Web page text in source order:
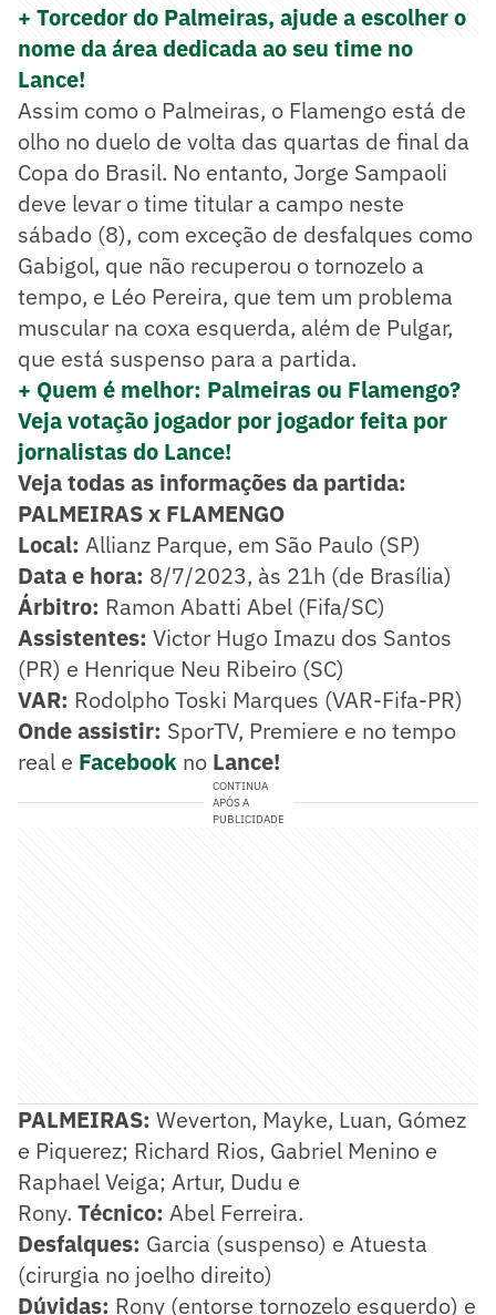
+ Torcedor do Palmeiras, ajude a escolher o
nome da área dedicada ao seu time no
Lance!
Assim como o Palmeiras, o Flamengo está de
olho no duelo de volta das quartas de final da
Copa do Brasil. No entanto, Jorge Sampaoli
deve levar o time titular a campo neste
sábado (8), com exceção de desfalques como
Gabigol, que não recuperou o tornozelo a
tempo, e Léo Pereira, que tem um problema
muscular na coxa esquerda, além de Pulgar,
que está suspenso para a partida.
+ Quem é melhor: Palmeiras ou Flamengo?
Veja votação jogador por jogador feita por
jornalistas do Lance!
Veja todas as informações da partida:
PALMEIRAS x FLAMENGO
Local: Allianz Parque, em São Paulo (SP)
Data e hora: 8/7/2023, às 21h (de Brasília)
Árbitro: Ramon Abatti Abel (Fifa/SC)
Assistentes: Victor Hugo Imazu dos Santos
(PR) e Henrique Neu Ribeiro (SC)
VAR: Rodolpho Toski Marques (VAR-Fifa-PR)
Onde assistir: SporTV, Premiere e no tempo
real e Facebook no Lance!
CONTINUA
APÓS A
PUBLICIDADE
PALMEIRAS: Weverton, Mayke, Luan, Gómez
e Piquerez; Richard Rios, Gabriel Menino e
Raphael Veiga; Artur, Dudu e
Rony. Técnico: Abel Ferreira.
Desfalques: Garcia (suspenso) e Atuesta
(cirurgia no joelho direito)
Dúvidas: Rony (entorse tornozelo esquerdo) e